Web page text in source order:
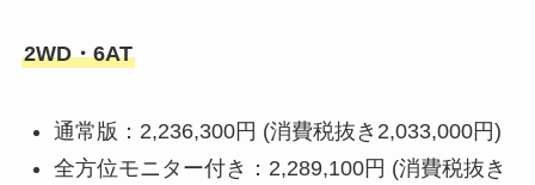
2WD・6AT
通常版：2,236,300円 (消費税抜き2,033,000円)
全方位モニター付き：2,289,100円 (消費税抜き